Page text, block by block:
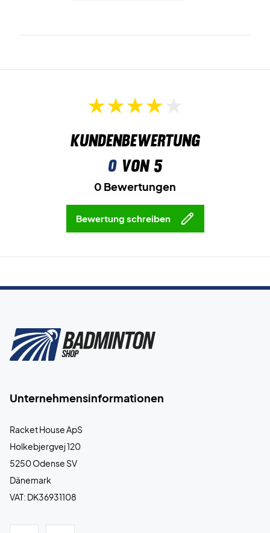
Kundenbewertung
0von 5
0 Bewertungen
Bewertung schreiben
Unternehmensinformationen
Racket House ApS
Holkebjergvej 120
5250 Odense SV
Dänemark
VAT: DK36931108